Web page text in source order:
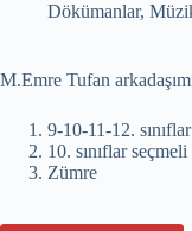
Dökümanlar,
M.Emre Tufan
9-10-11-12.
10. sınıflar
Zümre